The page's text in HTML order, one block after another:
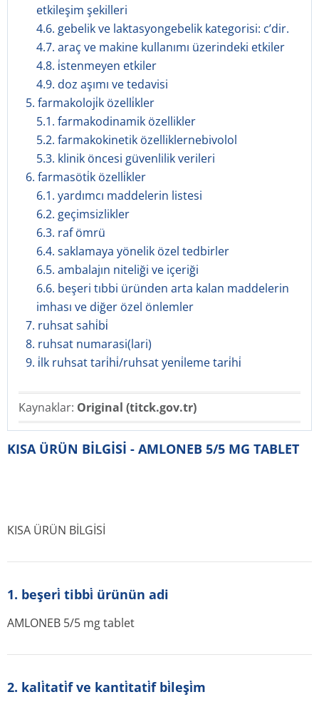
etkileşim şekilleri
4.6. gebelik ve laktasyongebelik kategorisi: c’dir.
4.7. araç ve makine kullanımı üzerindeki etkiler
4.8. i̇stenmeyen etkiler
4.9. doz aşımı ve tedavisi
5. farmakoloji̇k özelli̇kler
5.1. farmakodinamik özellikler
5.2. farmakokinetik özelliklernebivolol
5.3. klinik öncesi güvenlilik verileri
6. farmasöti̇k özelli̇kler
6.1. yardımcı maddelerin listesi
6.2. geçimsizlikler
6.3. raf ömrü
6.4. saklamaya yönelik özel tedbirler
6.5. ambalajın niteliği ve içeriği
6.6. beşeri tıbbi üründen arta kalan maddelerin
imhası ve diğer özel önlemler
7. ruhsat sahi̇bi̇
8. ruhsat numarasi(lari)
9. i̇lk ruhsat tari̇hi̇/ruhsat yeni̇leme tari̇hi̇
Kaynaklar: Original (titck.gov.tr)
KISA ÜRÜN BİLGİSİ - AMLONEB 5/5 MG TABLET
KISA ÜRÜN BİLGİSİ
1. beşeri̇ tibbi̇ ürünün adi
AMLONEB 5/5 mg tablet
2. kali̇tati̇f ve kanti̇tati̇f bi̇leşi̇m